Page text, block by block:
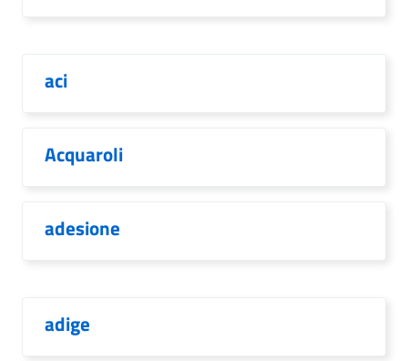
aci
Acquaroli
adesione
adige